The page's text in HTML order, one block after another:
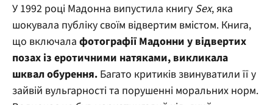
У 1992 році Мадонна випустила книгу Sex, яка
шокувала публіку своїм відвертим вмістом. Книга,
що включала фотографії Мадонни у відвертих
позах із еротичними натяками, викликала
шквал обурення. Багато критиків звинуватили її у
зайвій вульгарності та порушенні моральних норм.